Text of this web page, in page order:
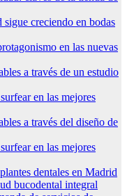
creciendo en bodas
en las nuevas
a través de un estudio
en las mejores
a través del diseño de
en las mejores
dentales en Madrid
bucodental integral